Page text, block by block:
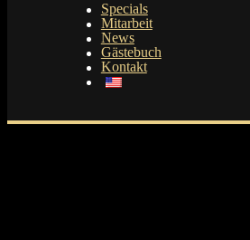
Specials
Mitarbeit
News
Gästebuch
Kontakt